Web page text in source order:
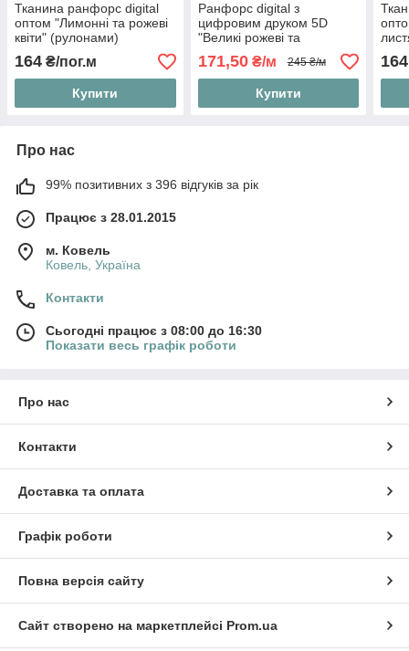
Тканина ранфорс digital
оптом "Лимонні та рожеві
квіти" (рулонами)
164 ₴/пог.м
Купити
Ранфорс digital з
цифровим друком 5D
"Великі рожеві та
зеленувато-бежеві квіти",
№5543
171,50₴/м 245 ₴/м
Купити
164
Про нас
99% позитивних з 396 відгуків за рік
Працює з 28.01.2015
м. Ковель
Ковель, Україна
Контакти
Сьогодні працює з 08:00 до 16:30
Показати весь графік роботи
Про нас
Контакти
Доставка та оплата
Графік роботи
Повна версія сайту
Сайт створено на маркетплейсі Prom.ua